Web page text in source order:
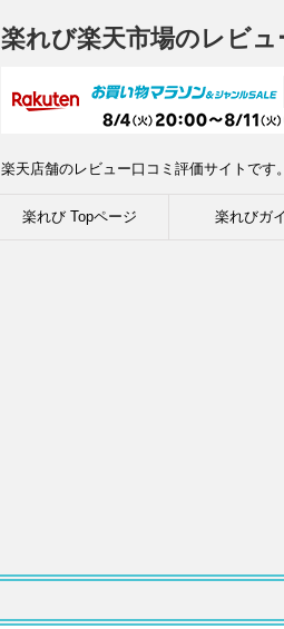
楽れび楽天市場のレビ
楽天店舗のレビュー口コミ評価サイトで
楽れび Topページ 楽れびガ